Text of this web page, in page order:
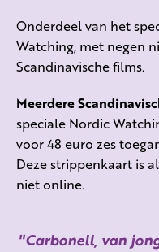
Onderdeel van het
Watching, met negen
Scandinavische films.
Meerdere
speciale Nordic
voor 48 euro zes
Deze strippenkaart is
niet online.
Carbonell, van